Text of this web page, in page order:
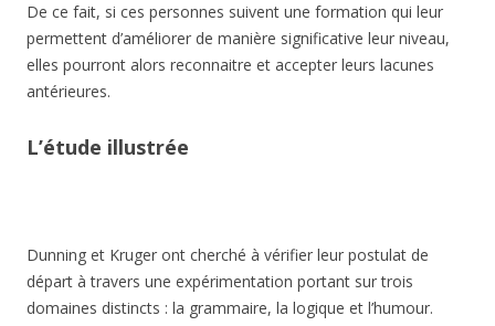
De ce fait, si ces personnes suivent une formation qui leur
permettent d’améliorer de manière significative leur niveau,
elles pourront alors reconnaitre et accepter leurs lacunes
antérieures.
L’étude illustrée
Dunning et Kruger ont cherché à vérifier leur postulat de
départ à travers une expérimentation portant sur trois
domaines distincts : la grammaire, la logique et l’humour.